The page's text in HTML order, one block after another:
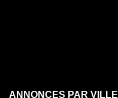
ANNONCES PAR VILLE